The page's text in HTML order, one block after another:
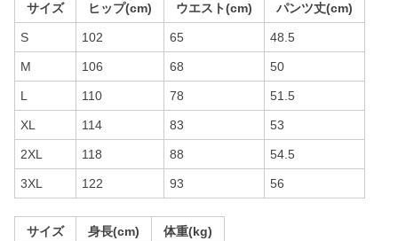
サイズ ヒップ(cm) ウエスト(cm) パンツ丈(cm)
S 102 65 48.5
M 106 68 50
L 110 78 51.5
XL 114 83 53
2XL 118 88 54.5
3XL 122 93 56
サイズ 身長(cm) 体重(kg)